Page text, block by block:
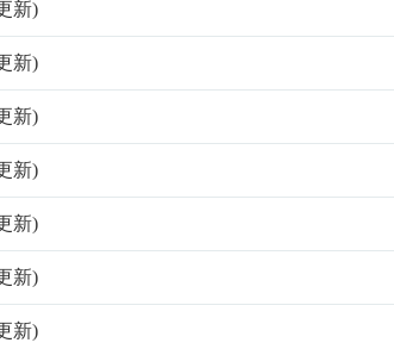
新)
新)
新)
新)
新)
新)
新)